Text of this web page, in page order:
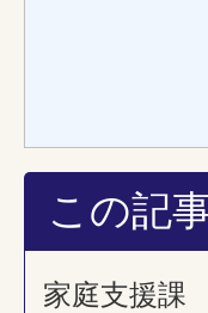
この記
家庭支援課